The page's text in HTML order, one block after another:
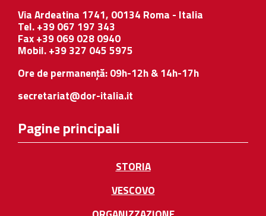
Via Ardeatina 1741, 00134 Roma - Italia
Tel. +39 067 197 343
Fax +39 069 028 0940
Mobil. +39 327 045 5975
Ore de permanență: 09h-12h & 14h-17h
secretariat@dor-italia.it
Pagine principali
STORIA
VESCOVO